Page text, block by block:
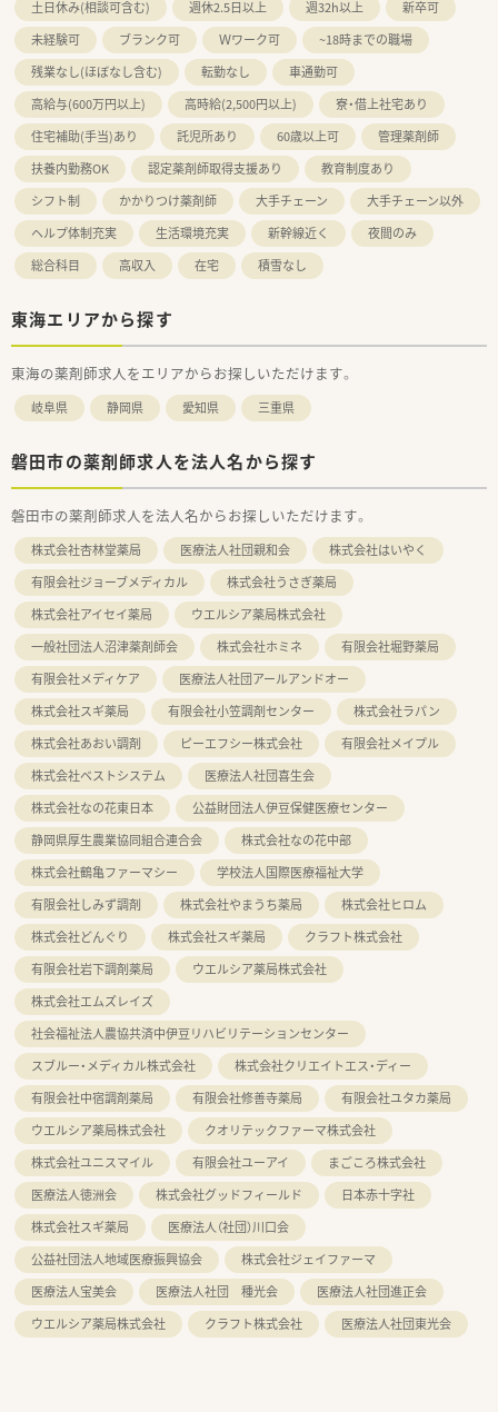
土日休み(相談可含む)
週休2.5日以上 週32h以上
新卒可
未経験可
ブランク可 Ｗワーク可
~18時までの職場
残業なし(ほぼなし含む)
転勤なし
車通勤可
高給与(600万円以上)
高時給(2,500円以上)
寮・借上社宅あり
住宅補助(手当)あり
託児所あり 60歳以上可
管理薬剤師
扶養内勤務OK
認定薬剤師取得支援あり
教育制度あり
シフト制
かかりつけ薬剤師 大手チェーン
大手チェーン以外
ヘルプ体制充実
生活環境充実 新幹線近く
夜間のみ
総合科目
高収入 在宅 積雪なし
東海エリアから探す
東海の薬剤師求人をエリアからお探しいただけます。
岐阜県 静岡県 愛知県 三重県
磐田市の薬剤師求人を法人名から探す
磐田市の薬剤師求人を法人名からお探しいただけます。
株式会社杏林堂薬局 医療法人社団親和会
株式会社はいやく
有限会社ジョーブメディカル
株式会社うさぎ薬局
株式会社アイセイ薬局
ウエルシア薬局株式会社
一般社団法人沼津薬剤師会
株式会社ホミネ
有限会社堀野薬局
有限会社メディケア
医療法人社団アールアンドオー
株式会社スギ薬局
有限会社小笠調剤センター
株式会社ラパン
株式会社あおい調剤
ピーエフシー株式会社
有限会社メイプル
株式会社ベストシステム
医療法人社団喜生会
株式会社なの花東日本
公益財団法人伊豆保健医療センター
静岡県厚生農業協同組合連合会
株式会社なの花中部
株式会社鶴亀ファーマシー
学校法人国際医療福祉大学
有限会社しみず調剤
株式会社やまうち薬局
株式会社ヒロム
株式会社どんぐり
株式会社スギ薬局
クラフト株式会社
有限会社岩下調剤薬局
ウエルシア薬局株式会社
株式会社エムズレイズ
社会福祉法人農協共済中伊豆リハビリテーションセンター
スブルー・メディカル株式会社
株式会社クリエイトエス・ディー
有限会社中宿調剤薬局
有限会社修善寺薬局
有限会社ユタカ薬局
ウエルシア薬局株式会社
クオリテックファーマ株式会社
株式会社ユニスマイル
有限会社ユーアイ
まごころ株式会社
医療法人徳洲会
株式会社グッドフィールド
日本赤十字社
株式会社スギ薬局
医療法人（社団）川口会
公益社団法人地域医療振興協会
株式会社ジェイファーマ
医療法人宝美会
医療法人社団 種光会
医療法人社団進正会
ウエルシア薬局株式会社
クラフト株式会社 医療法人社団東光会